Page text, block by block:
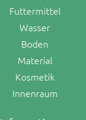
Futtermittel
Wasser
Boden
Material
Kosmetik
Innenraum